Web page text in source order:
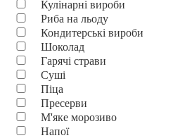
Кулінарні вироби
Риба на льоду
Кондитерські вироби
Шоколад
Гарячі страви
Суші
Піца
Пресерви
М'яке морозиво
Напої